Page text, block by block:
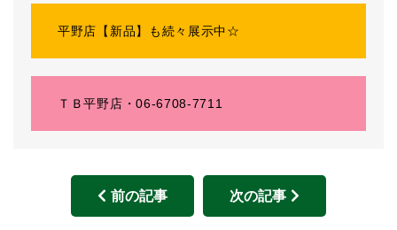
平野店【新品】も続々展示中☆
ＴＢ平野店・06-6708-7711
前の記事 次の記事